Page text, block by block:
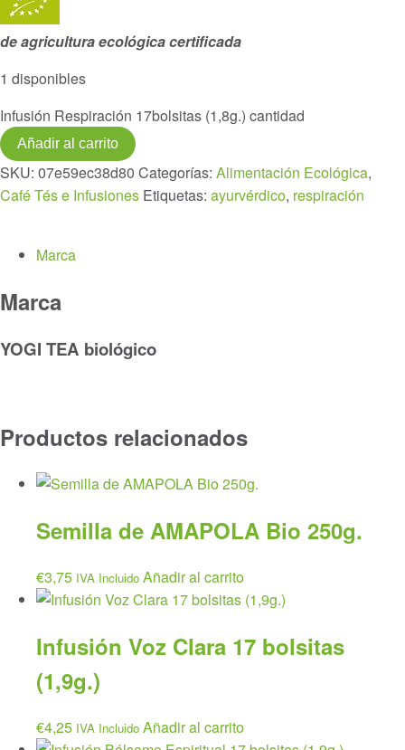
de agricultura ecológica certificada
1 disponibles
Infusión Respiración 17bolsitas (1,8g.) cantidad
Añadir al carrito
SKU: 07e59ec38d80 Categorías: Alimentación Ecológica,
Café Tés e Infusiones Etiquetas: ayurvérdico, respiración
Marca
Marca
YOGI TEA biológico
Productos relacionados
Semilla de AMAPOLA Bio 250g.
€3,75 IVA Incluido Añadir al carrito
Infusión Voz Clara 17 bolsitas
(1,9g.)
€4,25 IVA Incluido Añadir al carrito